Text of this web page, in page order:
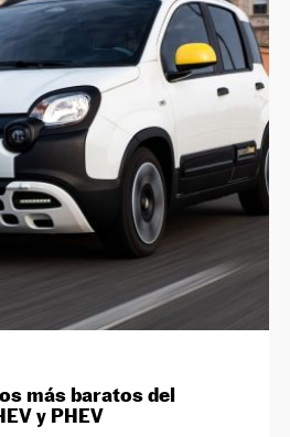
más baratos del
y PHEV